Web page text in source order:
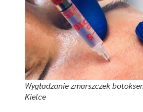
Wygładzanie zmarszczek
Kielce